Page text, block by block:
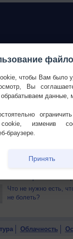
Букет сирени вреден
здоровья
сладкого
Выявлена связь между
Информационная
Что не нужно есть,
не болеть?
Облачность
чтобы Вам было
Вы
данные,
изменив
браузере.
Принять